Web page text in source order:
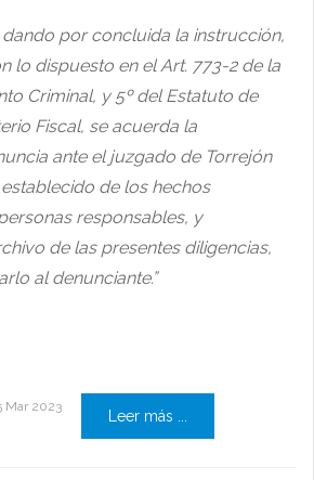
dando por concluida la instrucción,
lo dispuesto en el Art. 773-2 de la
Criminal, y 5º del Estatuto de
Fiscal, se acuerda la
ante el juzgado de Torrejón
de los hechos
responsables, y
de las presentes diligencias,
al denunciante.”
Mar 2023
Leer más ...